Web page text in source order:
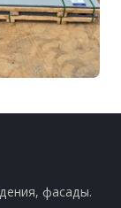
фасады.